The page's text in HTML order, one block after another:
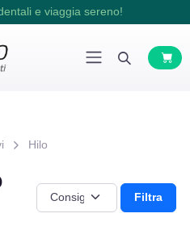
e viaggia sereno!
Hilo
Filtra